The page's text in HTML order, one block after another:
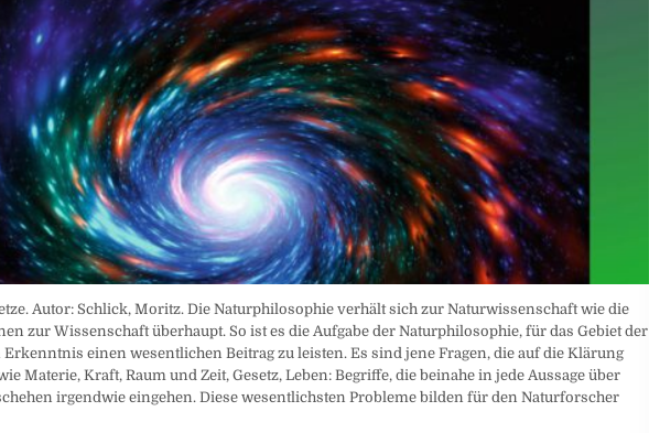
Autor: Schlick, Moritz. Die Naturphilosophie verhält sich zur Naturwissenschaft wie die
zur Wissenschaft überhaupt. So ist es die Aufgabe der Naturphilosophie, für das Gebiet der
einen wesentlichen Beitrag zu leisten. Es sind jene Fragen, die auf die Klärung
Materie, Kraft, Raum und Zeit, Gesetz, Leben: Begriffe, die beinahe in jede Aussage über
irgendwie eingehen. Diese wesentlichsten Probleme bilden für den Naturforscher